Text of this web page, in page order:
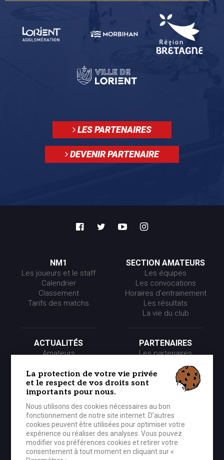
LES PARTENAIRES
DEVENIR PARTENAIRE
NM1
Les joueurs et le staff
Calendrier
Classement
Tarifs des matchs
SECTION AMATEURS
Les équipes
Les convocations
Horaires d’entrainement
Les résultats
La vie du club
ACTUALITÉS
Amateurs
Presse
Partenaires
PARTENAIRES
Les partenaires
Les offres partenaires
LE CLUB
Historique
Organigramme
MÉDIA
Photos
Vidéos
La protection de votre vie privée
et le respect de vos droits sont
importants pour nous.
Nous utilisons des cookies nécessaires au bon
fonctionnement de notre site internet. D’autres
cookies peuvent être utilisées pour optimiser votre
expérience ou réaliser des analyses. Vous pouvez
modifier vos préférences cookies et retirer votre
consentement à tout moment en cliquant sur «